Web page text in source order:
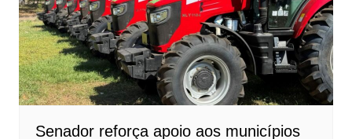
Senador reforça apoio aos municípios